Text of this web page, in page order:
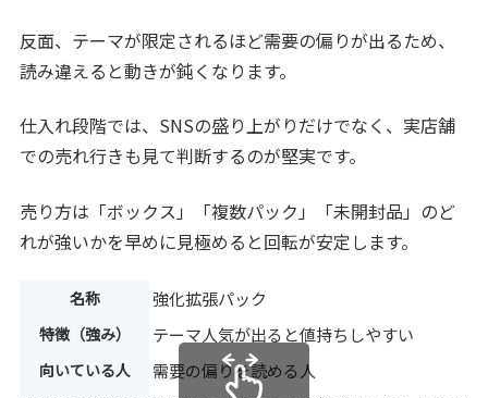
反面、テーマが限定されるほど需要の偏りが出るため、
読み違えると動きが鈍くなります。
仕入れ段階では、SNSの盛り上がりだけでなく、実店舗
での売れ行きも見て判断するのが堅実です。
売り方は「ボックス」「複数パック」「未開封品」のど
れが強いかを早めに見極めると回転が安定します。
名称 強化拡張パック
特徴（強み） テーマ人気が出ると値持ちしやすい
向いている人 需要の偏りを読める人